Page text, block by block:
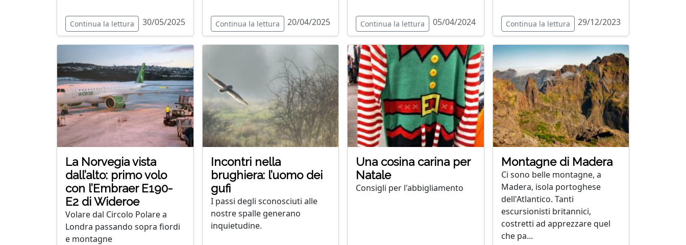
Continua la lettura 30/05/2025 Continua la lettura 20/04/2025 Continua la lettura 05/04/2024 Continua la lettura 29/12/2023
La Norvegia vista
dall’alto: primo volo
con l’Embraer E190-
E2 di Wideroe
Volare dal Circolo Polare a
Londra passando sopra fiordi
e montagne
Incontri nella
brughiera: l’uomo dei
gufi
I passi degli sconosciuti alle
nostre spalle generano
inquietudine.
Una cosina carina per
Natale
Consigli per l'abbigliamento
Montagne di Madera
Ci sono belle montagne, a
Madera, isola portoghese
dell'Atlantico. Tanti
escursionisti britannici,
costretti ad apprezzare quel
che pa...